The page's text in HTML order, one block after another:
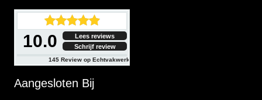
10.0
Lees reviews
Schrijf review
145 Review op Echtvakwerk
Aangesloten Bij